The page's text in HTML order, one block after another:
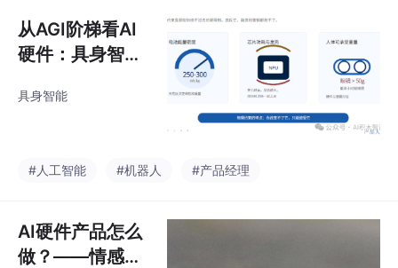
从AGI阶梯看AI
硬件：具身智能
束就在眼前
具身智能
#人工智能 #机器人 #产品经理
AI硬件产品怎么
做？——情感类